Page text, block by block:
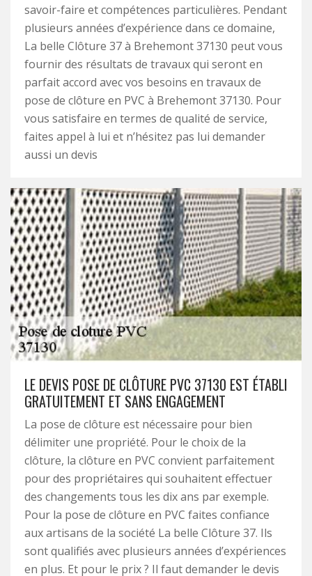
savoir-faire et compétences particulières. Pendant
plusieurs années d’expérience dans ce domaine,
La belle Clôture 37 à Brehemont 37130 peut vous
fournir des résultats de travaux qui seront en
parfait accord avec vos besoins en travaux de
pose de clôture en PVC à Brehemont 37130. Pour
vous satisfaire en termes de qualité de service,
faites appel à lui et n’hésitez pas lui demander
aussi un devis
LE DEVIS POSE DE CLÔTURE PVC 37130 EST ÉTABLI
GRATUITEMENT ET SANS ENGAGEMENT
La pose de clôture est nécessaire pour bien
délimiter une propriété. Pour le choix de la
clôture, la clôture en PVC convient parfaitement
pour des propriétaires qui souhaitent effectuer
des changements tous les dix ans par exemple.
Pour la pose de clôture en PVC faites confiance
aux artisans de la société La belle Clôture 37. Ils
sont qualifiés avec plusieurs années d’expériences
en plus. Et pour le prix ? Il faut demander le devis